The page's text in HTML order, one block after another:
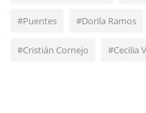
#Puentes #Dorila Ramos
#Cristián Cornejo #Cecilia